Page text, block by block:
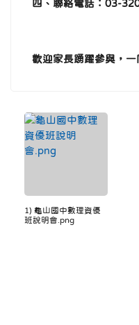
四、聯絡電話：03-
歡迎家長踴躍參與，一
1) 龜山國中數理資優
班說明會.png